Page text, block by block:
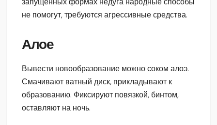
не помогут, требуются агрессивные средства.
Алое
Вывести новообразование можно соком алоэ.
Смачивают ватный диск, прикладывают к
образованию. Фиксируют повязкой, бинтом,
оставляют на ночь.